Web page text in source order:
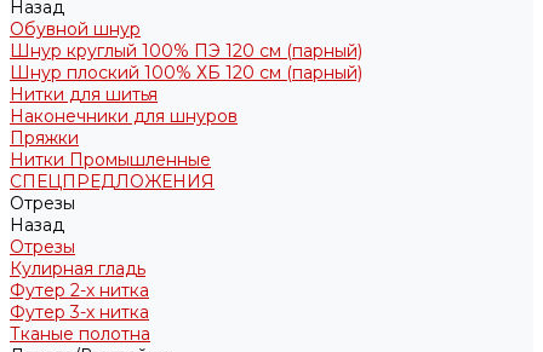
Назад
Обувной шнур
Шнур круглый 100% ПЭ 120 см (парный)
Шнур плоский 100% ХБ 120 см (парный)
Нитки для шитья
Наконечники для шнуров
Пряжки
Нитки Промышленные
СПЕЦПРЕДЛОЖЕНИЯ
Отрезы
Назад
Отрезы
Кулирная гладь
Футер 2-х нитка
Футер 3-х нитка
Тканые полотна